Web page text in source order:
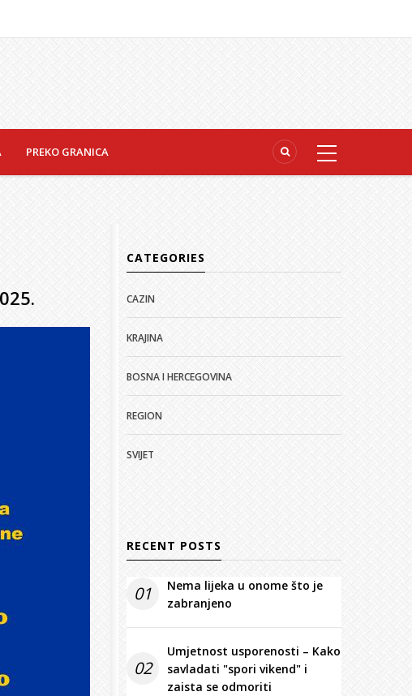
PREKO GRANICA
CATEGORIES
CAZIN
KRAJINA
BOSNA I HERCEGOVINA
REGION
SVIJET
RECENT POSTS
01
Nema lijeka u onome što je
zabranjeno
02
Umjetnost usporenosti – Kako
savladati "spori vikend" i
zaista se odmoriti